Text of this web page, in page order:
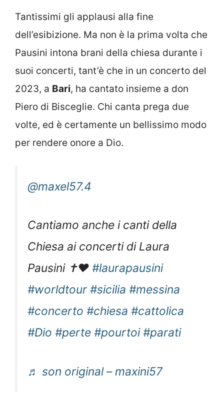
Tantissimi gli applausi alla fine
dell’esibizione. Ma non è la prima volta che
Pausini intona brani della chiesa durante i
suoi concerti, tant’è che in un concerto del
2023, a Bari, ha cantato insieme a don
Piero di Bisceglie. Chi canta prega due
volte, ed è certamente un bellissimo modo
per rendere onore a Dio.
@maxel57.4
Cantiamo anche i canti della
Chiesa ai concerti di Laura
Pausini ✝️❤️ #laurapausini
#worldtour #sicilia #messina
#concerto #chiesa #cattolica
#Dio #perte #pourtoi #parati
♬ son original – maxini57